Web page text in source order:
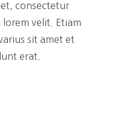
consectetur
velit. Etiam
sit amet et
erat.